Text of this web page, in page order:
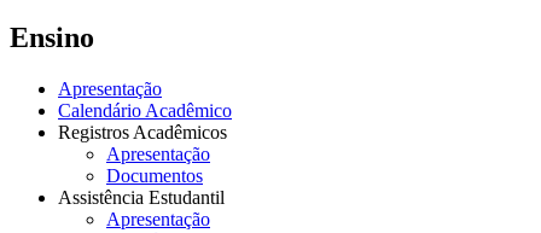
Ensino
Apresentação
Calendário Acadêmico
Registros Acadêmicos
Apresentação
Documentos
Assistência Estudantil
Apresentação